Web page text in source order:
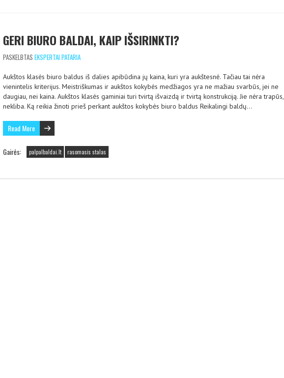
GERI BIURO BALDAI, KAIP IŠSIRINKTI?
PASKELBTAS EKSPERTAI PATARIA
Aukštos klasės biuro baldus iš dalies apibūdina jų kaina, kuri yra aukštesnė. Tačiau tai nėra
vienintelis kriterijus. Meistriškumas ir aukštos kokybės medžiagos yra ne mažiau svarbūs, jei ne
daugiau, nei kaina. Aukštos klasės gaminiai turi tvirtą išvaizdą ir tvirtą konstrukciją. Jie nėra trapūs,
nekliba. Ką reikia žinoti prieš perkant aukštos kokybės biuro baldus Reikalingi baldų…
Read More
Gairės: palpalbaldai.lt rasomasis stalas